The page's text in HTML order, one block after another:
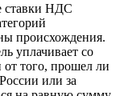
ставки НДС
происхождения.
уплачивает со
от того, прошел ли
или за